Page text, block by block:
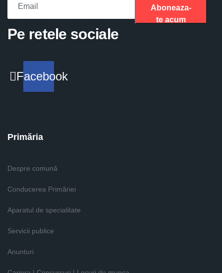
Aboneaza-
te acum
Pe retele sociale
Facebook
Primăria
Despre comună
Conducerea Primăriei
Aparatul de specialitate
Servicii publice
Anunturi